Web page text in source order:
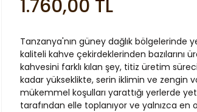
1.760,00 TL
Tanzanya'nın güney dağlık bölgelerinde
kaliteli kahve çekirdeklerinden bazılarını
kahvesini farklı kılan şey, titiz üretim
kadar yükseklikte, serin iklimin ve zengin
mükemmel koşulları yarattığı yerlerde
tarafından elle toplanıyor ve yalnızca en